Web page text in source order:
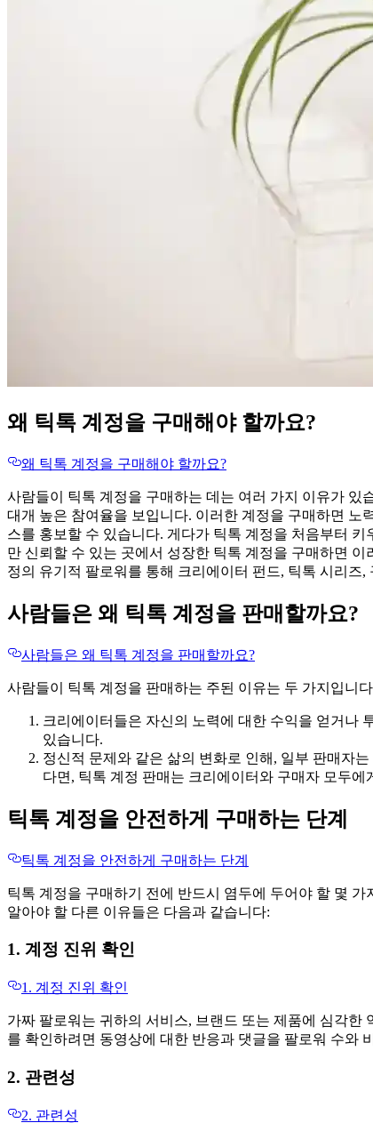
왜 틱톡 계정을 구매해야 할까요?
왜 틱톡 계정을 구매해야 할까요?
사람들이 틱톡 계정을 구매하는 데는 여러 가지 이유가 있
대개 높은 참여율을 보입니다. 이러한 계정을 구매하면 노
스를 홍보할 수 있습니다. 게다가 틱톡 계정을 처음부터
만 신뢰할 수 있는 곳에서 성장한 틱톡 계정을 구매하면
정의 유기적 팔로워를 통해 크리에이터 펀드, 틱톡 시리
사람들은 왜 틱톡 계정을 판매할까요?
사람들은 왜 틱톡 계정을 판매할까요?
사람들이 틱톡 계정을 판매하는 주된 이유는 두 가지입니
크리에이터들은 자신의 노력에 대한 수익을 얻거나
있습니다.
정신적 문제와 같은 삶의 변화로 인해, 일부 판매자
다면, 틱톡 계정 판매는 크리에이터와 구매자 모두
틱톡 계정을 안전하게 구매하는 단계
틱톡 계정을 안전하게 구매하는 단계
틱톡 계정을 구매하기 전에 반드시 염두에 두어야 할 몇
알아야 할 다른 이유들은 다음과 같습니다:
1. 계정 진위 확인
1. 계정 진위 확인
가짜 팔로워는 귀하의 서비스, 브랜드 또는 제품에 심각
를 확인하려면 동영상에 대한 반응과 댓글을 팔로워 수와
2. 관련성
2. 관련성